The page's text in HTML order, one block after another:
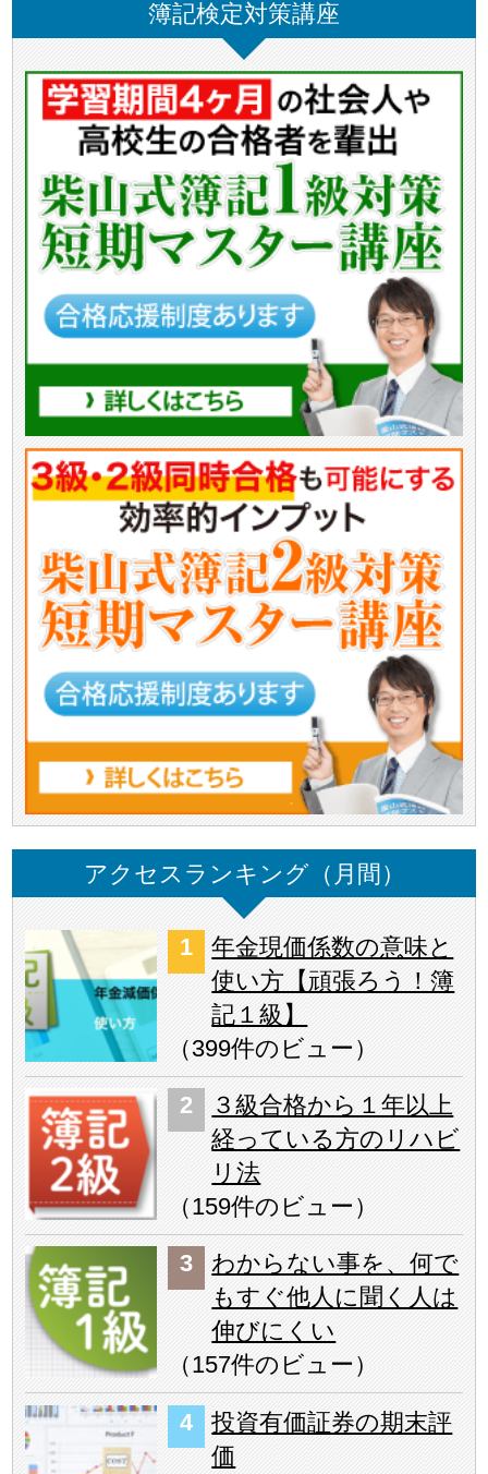
簿記検定対策講座
アクセスランキング（月間）
年金現価係数の意味と
使い方【頑張ろう！簿
記１級】
（399件のビュー ）
３級合格から１年以上
経っている方のリハビ
リ法
（159件のビュー ）
わからない事を、何で
もすぐ他人に聞く人は
伸びにくい
（157件のビュー ）
投資有価証券の期末評
価